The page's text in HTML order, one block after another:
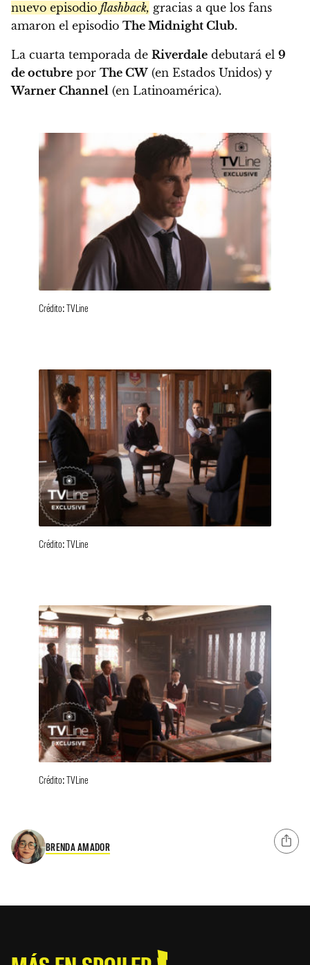
nuevo episodio flashback, gracias a que los fans
amaron el episodio The Midnight Club.
La cuarta temporada de Riverdale debutará el 9
de octubre por The CW (en Estados Unidos) y
Warner Channel (en Latinoamérica).
Crédito: TVLine
Crédito: TVLine
Crédito: TVLine
BRENDA AMADOR